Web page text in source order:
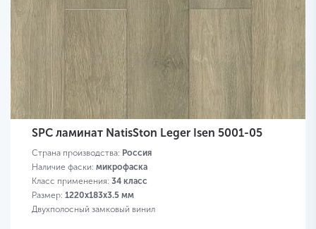
SPC ламинат NatisSton Leger Isen 5001-05
Страна производства: Россия
Наличие фаски: микрофаска
Класс применения: 34 класс
Размер: 1220x183x3.5 мм
Двухполосный замковый винил